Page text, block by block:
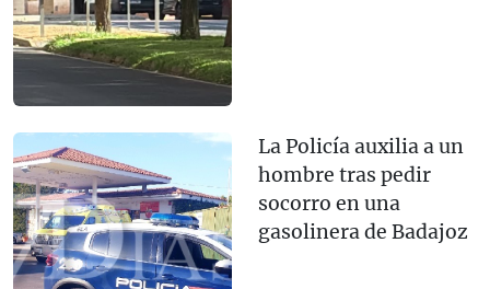
La Policía auxilia a un
hombre tras pedir
socorro en una
gasolinera de Badajoz